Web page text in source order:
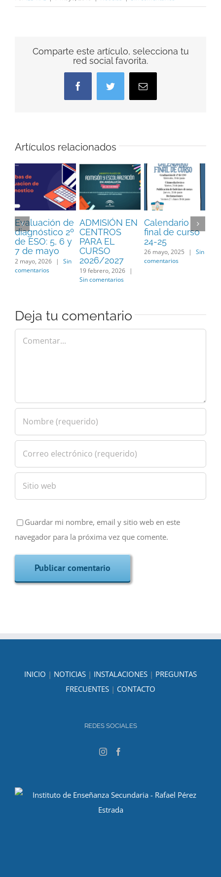
Comparte este artículo, selecciona tu
red social favorita.
FacebookTwitter
Correo
electrónico
Artículos relacionados
Evaluación de
diagnóstico 2º
de ESO: 5, 6 y
7 de mayo
2 mayo, 2026 |
Sin
comentarios
ADMISIÓN EN
CENTROS
PARA EL
CURSO
2026/2027
19 febrero, 2026
|
Sin comentarios
Calendario
final de curso
24-25
26 mayo, 2025 |
Sin
comentarios
Deja tu comentario
Comentar
Guardar mi nombre, email y sitio web en este
navegador para la próxima vez que comente.
INICIO | NOTICIAS | INSTALACIONES | PREGUNTAS
FRECUENTES | CONTACTO
REDES SOCIALES